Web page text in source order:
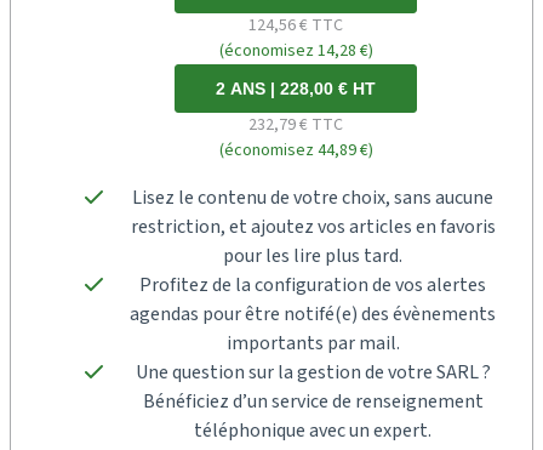
124,56 € TTC
(économisez 14,28 €)
2 ANS | 228,00 € HT
232,79 € TTC
(économisez 44,89 €)
Lisez le contenu de votre choix, sans aucune
restriction, et ajoutez vos articles en favoris
pour les lire plus tard.
Profitez de la configuration de vos alertes
agendas pour être notifé(e) des évènements
importants par mail.
Une question sur la gestion de votre SARL ?
Bénéficiez d’un service de renseignement
téléphonique avec un expert.